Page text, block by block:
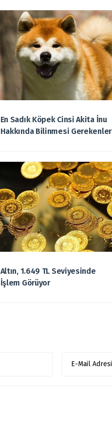
En Sadık Köpek Cinsi Akita İnu
Hakkında Bilinmesi Gerekenler
Altın, 1.649 TL Seviyesinde
İşlem Görüyor